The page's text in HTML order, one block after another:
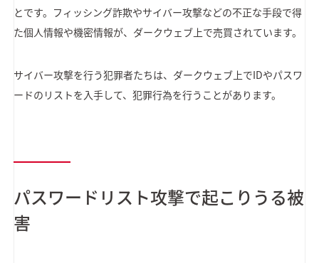
とです。フィッシング詐欺やサイバー攻撃などの不正な手段で得
た個人情報や機密情報が、ダークウェブ上で売買されています。
サイバー攻撃を行う犯罪者たちは、ダークウェブ上でIDやパスワ
ードのリストを入手して、犯罪行為を行うことがあります。
パスワードリスト攻撃で起こりうる被
害